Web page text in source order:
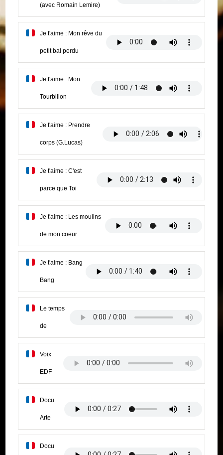
(avec Romain Lemire)
Je t'aime : Mon rêve du
petit bal perdu
Je t'aime : Mon
Tourbillon
Je t'aime : Prendre
corps (G.Lucas)
Je t'aime : C'est
parce que Toi
Je t'aime : Les moulins
de mon coeur
Je t'aime : Bang
Bang
Le temps
de
Voix
EDF
Docu
Arte
Docu